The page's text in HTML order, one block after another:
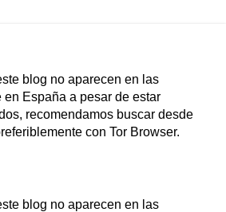
blog no aparecen en las
en España a pesar de estar
recomendamos buscar desde
con Tor Browser.
blog no aparecen en las